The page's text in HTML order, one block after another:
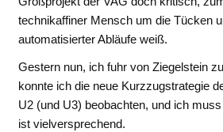
technikaffiner Mensch um die Tücken
automatisierter Abläufe weiß.
Gestern nun, ich fuhr von Ziegelstein
konnte ich die neue Kurzzugstrategie
U2 (und U3) beobachten, und ich
ist vielversprechend.